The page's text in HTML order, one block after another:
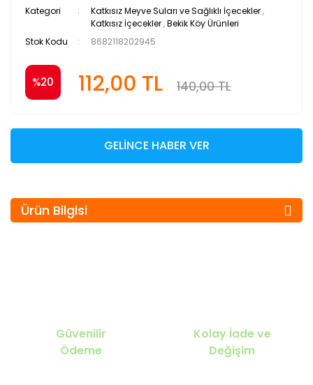
Kategori Katkısız Meyve Suları ve Sağlıklı İçecekler,
Katkısız İçecekler,Bekik Köy Ürünleri
Stok Kodu
8682118202945
%20 112,00 TL 140,00 TL
GELİNCE HABER VER
Ürün Bilgisi
Güvenilir
Ödeme
Kolay İade ve
Değişim